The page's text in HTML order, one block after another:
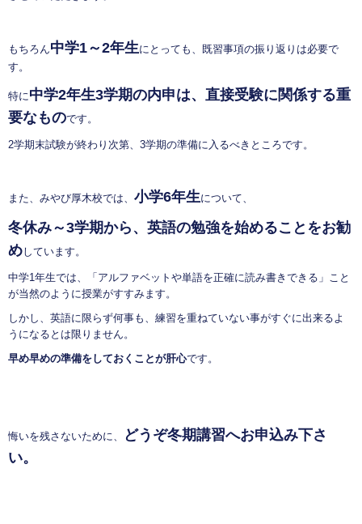
もちろん中学1～2年生にとっても、既習事項の振り返りは必要で
す。
特に中学2年生3学期の内申は、直接受験に関係する重
要なものです。
2学期末試験が終わり次第、3学期の準備に入るべきところです。
また、みやび厚木校では、 小学6年生について、
冬休み～3学期から、英語の勉強を始めることをお勧
めしています。
中学1年生では、「アルファベットや単語を正確に読み書きできる」こと
が当然のように授業がすすみます。
しかし、英語に限らず何事も、練習を重ねていない事がすぐに出来るよ
うになるとは限りません。
早め早めの準備をしておくことが肝心です。
悔いを残さないために、
どうぞ冬期講習へお申込み下さ
い。